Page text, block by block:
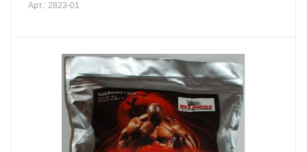
Арт.: 2823-01